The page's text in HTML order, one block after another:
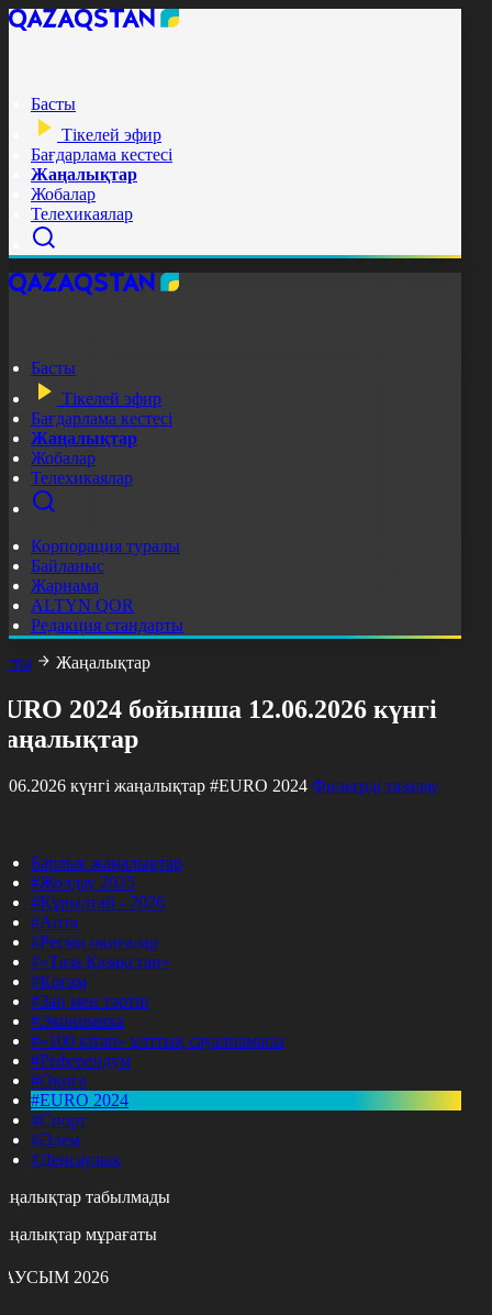
Басты
Тікелей эфир
Бағдарлама кестесі
Жаңалықтар
Жобалар
Телехикаялар
Басты
Тікелей эфир
Бағдарлама кестесі
Жаңалықтар
Жобалар
Телехикаялар
Корпорация туралы
Байланыс
Жарнама
ALTYN QOR
Редакция стандарты
Жаңалықтар
2024 бойынша 12.06.2026 күнгі
күнгі жаңалықтар #EURO 2024 Фильтрді тазалау
Барлық жаңалықтар
#Жолдау 2025
#Құрылтай - 2026
#Апта
#Ресми оқиғалар
#«Таза Қазақстан»
#Қоғам
#Заң мен тәртіп
#Экономика
#«100 кітап» ұлттық сауалнамасы
#Референдум
#Оқиға
#EURO 2024
#Спорт
#Әлем
#Денсаулық
табылмады
мұрағаты
2026